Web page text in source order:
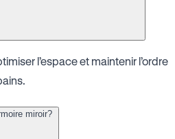
l’espace et maintenir l’ordre
miroir?